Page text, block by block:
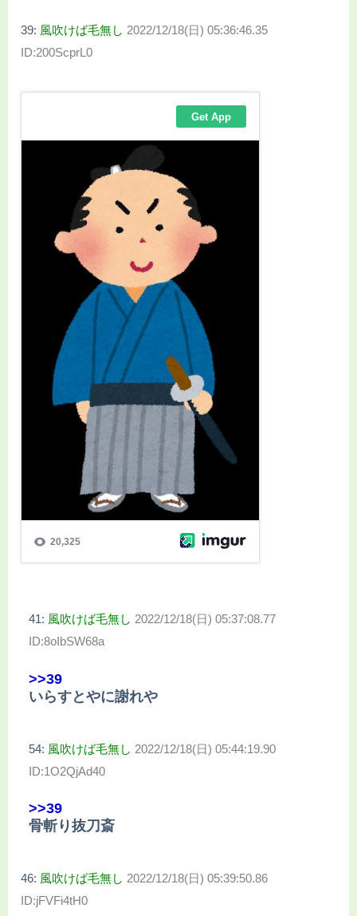
39: 風吹けば毛無し 2022/12/18(日) 05:36:46.35
ID:200ScprL0
41: 風吹けば毛無し 2022/12/18(日) 05:37:08.77
ID:8oIbSW68a
>>39
いらすとやに謝れや
54: 風吹けば毛無し 2022/12/18(日) 05:44:19.90
ID:1O2QjAd40
>>39
骨斬り抜刀斎
46: 風吹けば毛無し 2022/12/18(日) 05:39:50.86
ID:jFVFi4tH0